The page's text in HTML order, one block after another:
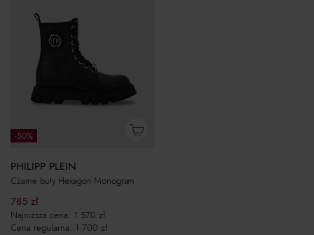
-50%
PHILIPP PLEIN
Czarne buty Hexagon Monogram
785 zł
Najniższa cena: 1 570 zł
Cena regularna: 1 700 zł